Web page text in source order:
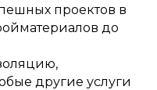
проектов в
до
другие услуги